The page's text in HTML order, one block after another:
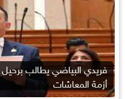
فريدي البياضي يطالب
أزمة المعاشات